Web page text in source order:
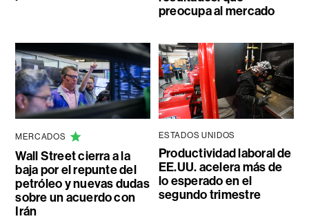
preocupa al mercado
MERCADOS
Wall Street cierra a la
baja por el repunte del
petróleo y nuevas dudas
sobre un acuerdo con
Irán
ESTADOS UNIDOS
Productividad laboral de
EE.UU. acelera más de
lo esperado en el
segundo trimestre